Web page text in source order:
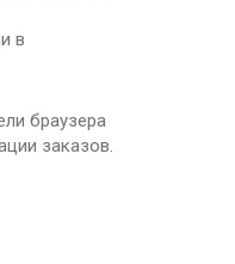
в
браузера
заказов.